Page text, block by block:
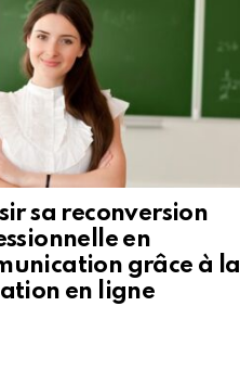
sa reconversion
en
grâce à la
en ligne